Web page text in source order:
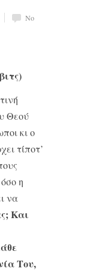
No
Θεού
κι ο
τίποτ’
η
να
Και
Του,